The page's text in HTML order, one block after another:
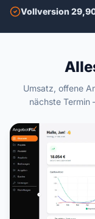
Vollversion
Umsatz, offene
nächste Termin